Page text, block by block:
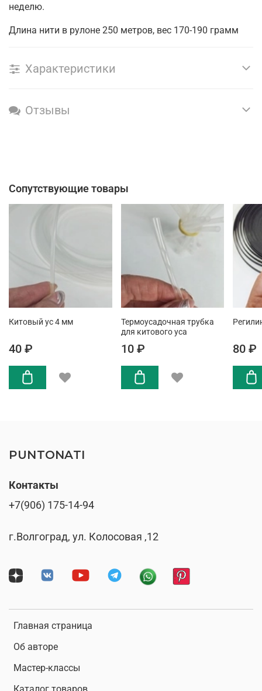
неделю.
Длина нити в рулоне 250 метров, вес 170-190 грамм
Характеристики
Отзывы
Сопутствующие товары
Китовый ус 4 мм
40 ₽
Термоусадочная трубка
для китового уса
10 ₽ 80 ₽
PUNTONATI
Главная страница
Об авторе
Мастер-классы
Контакты
+7(906) 175-14-94
г.Волгоград, ул. Колосовая ,12